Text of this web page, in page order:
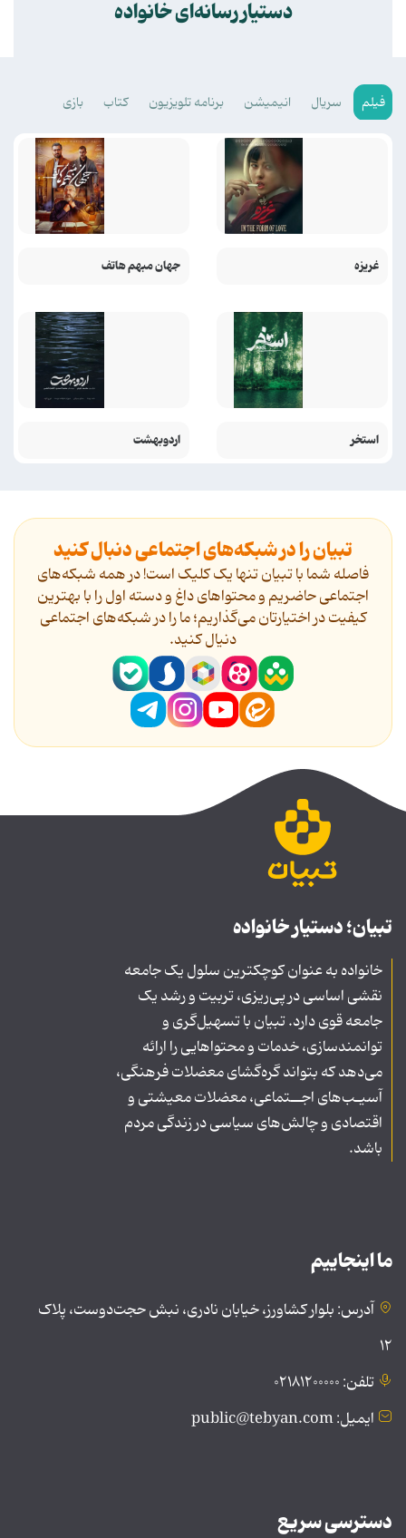
دستیار رسانه‌ای خانواده
فیلم سریال انیمیشن برنامه تلویزیون کتاب بازی
غریزه جهان مبهم هاتف
استخر اردوبهشت
تبیان را در شبکه‌های اجتماعی دنبال کنید
فاصله شما با تبیان تنها یک کلیک است! در همه شبکه‌های
اجتماعی حاضریم و محتواهای داغ و دسته اول را با بهترین
کیفیت در اختیارتان می‌گذاریم؛ ما را در شبکه‌های اجتماعی
دنیال کنید.
تبیان؛ دستیار خانواده
خانواده به عنوان کوچکترین سلول یک جامعه
نقشی اساسی در پی‌ریزی، تربیت و رشد یک
جامعه قوی دارد. تبیان با تسهیل‌گری و
توانمندسازی، خدمات و محتواهایی را ارائه
می‌دهد که بتواند گره‌گشای معضلات فرهنگی،
آسیـب‌های اجــتماعی، معضلات معیشتی و
اقتصادی و چالش‌های سیاسی در زندگی مردم
باشد.
ما اینجاییم
آدرس: بلوار کشاورز، خیابان نادری، نبش حجت‌دوست، پلاک
۱۲
تلفن: ۰۲۱۸۱۲۰۰۰۰۰
ایمیل: public@tebyan.com
دسترسی سریع